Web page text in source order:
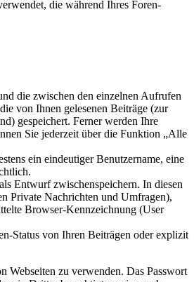
die während Ihres Foren-
die zwischen den einzelnen Aufrufen
von Ihnen gelesenen Beiträge (zur
gespeichert. Ferner werden Ihre
Sie jederzeit über die Funktion „Alle
ein eindeutiger Benutzername, eine
Entwurf zwischenspeichern. In diesen
Private Nachrichten und Umfragen),
Browser-Kennzeichnung (User
Status von Ihren Beiträgen oder explizit
Webseiten zu verwenden. Das Passwort